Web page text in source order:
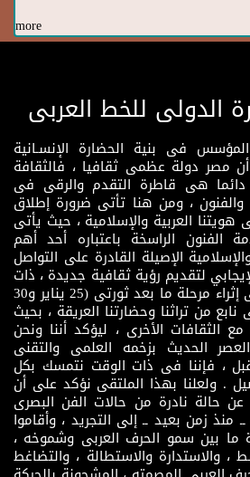
more
الدولى للخط العربى
فى بنية الحضارة الإنسـانية
أن مصر دولة عظمى ثقافيا ، فالثقافة
هى قاطرة التقدم والرقى فى
، ومن هنا تأتى ضرورة إطلاق
هويتنا العربية والإسلامية ، حيث يأتى
الفنون الراسخة باعتباره أحد أهم
الإصيلة القادرة على التواصل
لتقديم رؤية ثقافية جديدة ، ذات
مضمون ثقافى قادر على إثراء مرحلة ما بعد ثورتى (25 يناير و30
من تراثنا وحضارتنا العريقة ، بحيث
مع الثقافات الأخرى ، ليؤكد أننا ونحن
الحديث بزخمه العلمى والتقنى
، فإننا فى ذات الوقت نتمسك بكل
. ولعلنا بهذا الملتقى نؤكد على أن
حالة نادرة من حالات الفن البصرى
منذ زمن بعيد ــ إلى التجريد ، وأقاموا
ما بين سمو الحرف العربى وشموخه ،
، والاستدارة والاستطالة ، والتضاغط